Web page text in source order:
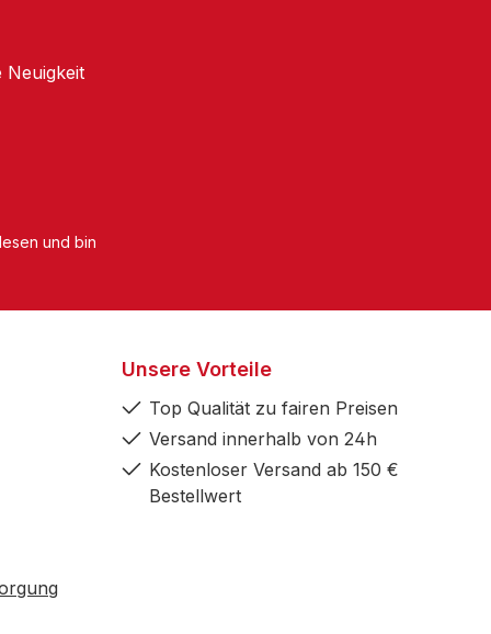
Neuigkeit
und bin
Unsere Vorteile
Top Qualität zu fairen Preisen
Versand innerhalb von 24h
Kostenloser Versand ab 150 €
Bestellwert